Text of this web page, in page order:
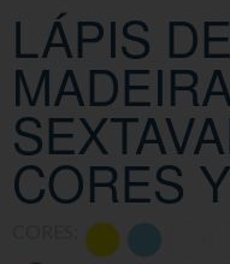
LÁPIS
CORES